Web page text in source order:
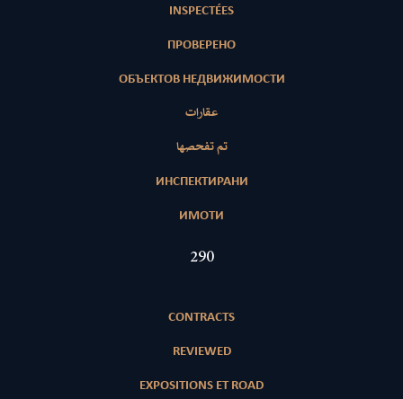
INSPECTÉES
ПРОВЕРЕНО
ОБЪЕКТОВ НЕДВИЖИМОСТИ
عقارات
تم تفحصها
ИНСПЕКТИРАНИ
ИМОТИ
417
CONTRACTS
REVIEWED
EXPOSITIONS ET ROAD